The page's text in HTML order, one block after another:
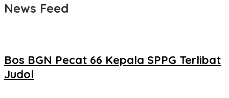
News Feed
Bos BGN Pecat 66 Kepala SPPG Terlibat
Judol